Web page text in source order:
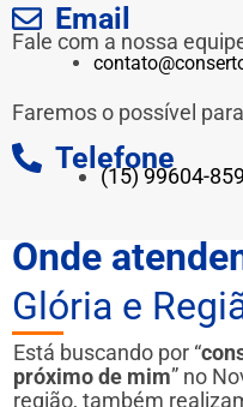
Email
Fale com a nossa
Faremos o possível
Telefone
(15) 99604-
Onde
Glória e
Está buscando por “
próximo de mim” no
região, também